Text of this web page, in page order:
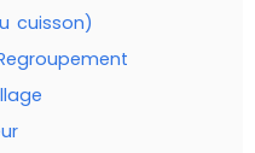
cuisson)